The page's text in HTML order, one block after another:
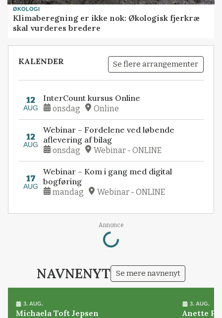
ØKOLOGI
Klimaberegning er ikke nok: Økologisk fjerkræ
skal vurderes bredere
KALENDER Se flere arrangementer
12
AUG
InterCount kursus Online
onsdag Online
12
AUG
Webinar – Fordelene ved løbende
aflevering af bilag
onsdag Webinar - ONLINE
17
AUG
Webinar – Kom i gang med digital
bogføring
mandag Webinar - ONLINE
Annonce
Loading...
NAVNENYT Se mere navnenyt
3. AUG.
Michaela Toft Jepsen
3. AUG.
Anette